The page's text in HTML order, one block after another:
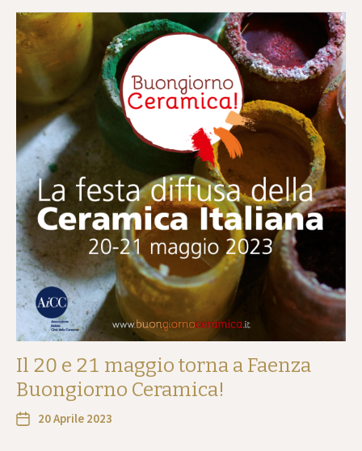
Il 20 e 21 maggio torna a Faenza
Buongiorno Ceramica!
20 Aprile 2023